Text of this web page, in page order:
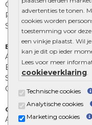
advertenties te tonen.
cookies worden
toestemming voor
een vinkje plaatst. Wil
kan je dit op ieder
Lees voor meer
cookieverklaring.
Technische cookies
Analytische cookies
Marketing cookies
Opsluitbanden
Palissades
Stapelblokken
Extra benodigdheden
Afwatering en diversen
Beplantings en
Split, grind en zand
Oprit tegels
Overig
Aanbiedingen